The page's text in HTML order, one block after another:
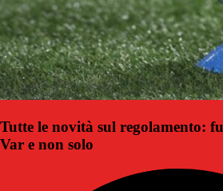
Tutte le novità sul regolamento:
Var e non solo